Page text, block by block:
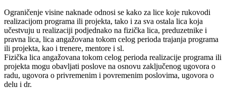
Ograničenje visine naknade odnosi se kako za lice koje rukovodi
realizacijom programa ili projekta, tako i za sva ostala lica koja
učestvuju u realizaciji podjednako na fizička lica, preduzetnike i
pravna lica, lica angažovana tokom celog perioda trajanja programa
ili projekta, kao i trenere, mentore i sl.
Fizička lica angažovana tokom celog perioda realizacije programa ili
projekta mogu obavljati poslove na osnovu zaključenog ugovora o
radu, ugovora o privremenim i povremenim poslovima, ugovora o
delu i dr.